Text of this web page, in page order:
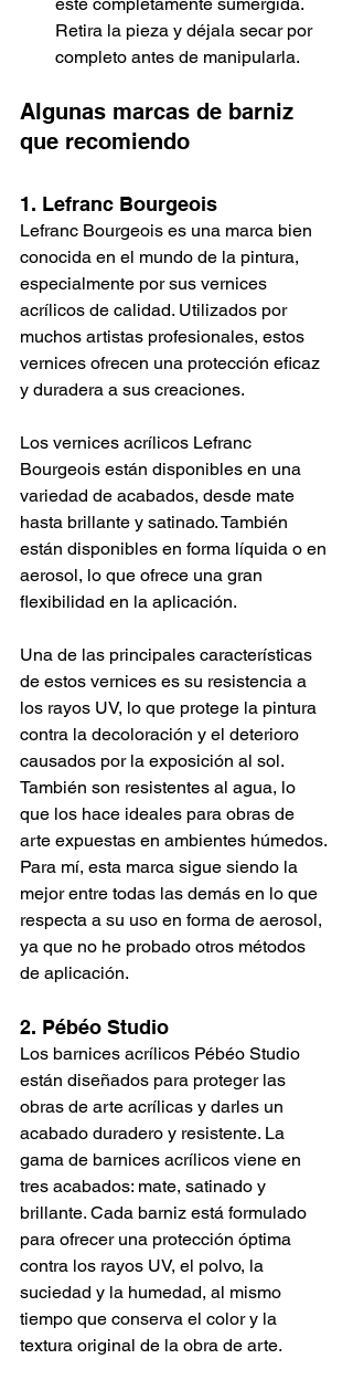
Retira la pieza y déjala secar por
completo antes de manipularla.
Algunas marcas de barniz
que recomiendo
1. Lefranc Bourgeois
Lefranc Bourgeois es una marca bien
conocida en el mundo de la pintura,
especialmente por sus vernices
acrílicos de calidad. Utilizados por
muchos artistas profesionales, estos
vernices ofrecen una protección eficaz
y duradera a sus creaciones.
Los vernices acrílicos Lefranc
Bourgeois están disponibles en una
variedad de acabados, desde mate
hasta brillante y satinado. También
están disponibles en forma líquida o en
aerosol, lo que ofrece una gran
flexibilidad en la aplicación.
Una de las principales características
de estos vernices es su resistencia a
los rayos UV, lo que protege la pintura
contra la decoloración y el deterioro
causados por la exposición al sol.
También son resistentes al agua, lo
que los hace ideales para obras de
arte expuestas en ambientes húmedos.
Para mí, esta marca sigue siendo la
mejor entre todas las demás en lo que
respecta a su uso en forma de aerosol,
ya que no he probado otros métodos
de aplicación.
2. Pébéo Studio
Los barnices acrílicos Pébéo Studio
están diseñados para proteger las
obras de arte acrílicas y darles un
acabado duradero y resistente. La
gama de barnices acrílicos viene en
tres acabados: mate, satinado y
brillante. Cada barniz está formulado
para ofrecer una protección óptima
contra los rayos UV, el polvo, la
suciedad y la humedad, al mismo
tiempo que conserva el color y la
textura original de la obra de arte.